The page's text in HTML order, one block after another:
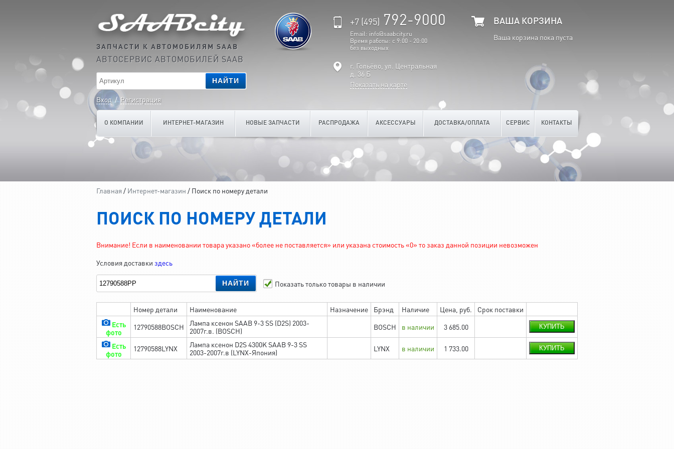
ЗАПЧАСТИ К АВТОМОБИЛЯМ SAAB
АВТОСЕРВИС АВТОМОБИЛЕЙ SAAB
НАЙТИ
Вход/Регистрация
ВАША КОРЗИНА
Ваша корзина пока пуста
+7 (495) 792-9000
Email: info@saabcity.ru
Время работы: с 9:00 - 20:00
без выходных
г. Гольёво, ул. Центральная
д. 36 Б
Показать на карте
О КОМПАНИИ ИНТЕРНЕТ-МАГАЗИН НОВЫЕ ЗАПЧАСТИ РАСПРОДАЖА АКСЕССУАРЫ ДОСТАВКА/ОПЛАТА СЕРВИС КОНТАКТЫ
Главная / Интернет-магазин / Поиск по номеру детали
ПОИСК ПО НОМЕРУ ДЕТАЛИ
Внимание! Если в наименовании товара указано «более не поставляется» или указана стоимость «0» то заказ данной позиции невозможен
Условия доставки здесь
НАЙТИ Показать только товары в наличии
Номер детали Наименование Назначение Брэнд Наличие Цена, руб.
Срок поставки
Есть
фото
12790588BOSCH
Лампа ксенон SAAB 9-3 SS (D2S) 2003-
2007г.в. (BOSCH)
BOSCH в наличии 3 685.00 КУПИТЬ
Есть
фото
12790588LYNX
Лампа ксенон D2S 4300K SAAB 9-3 SS
2003-2007г.в (LYNX-Япония)
LYNX в наличии 1 733.00 КУПИТЬ